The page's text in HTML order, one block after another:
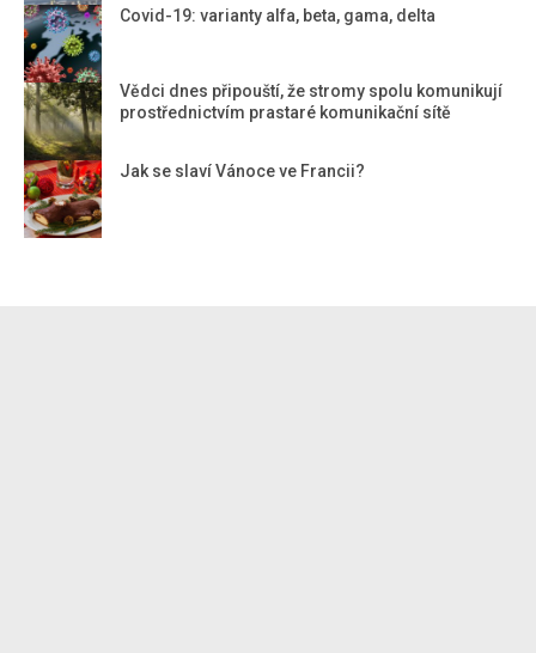
Covid-19: varianty alfa, beta, gama, delta
Vědci dnes připouští, že stromy spolu komunikují
prostřednictvím prastaré komunikační sítě
Jak se slaví Vánoce ve Francii?